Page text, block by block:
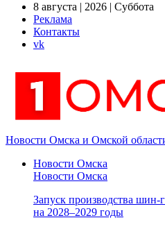
8 августа | 2026 | Суббота
Реклама
Контакты
vk
Новости Омска и Омской
Новости Омска
Новости Омска
Запуск производства шин-
на 2028–2029 годы